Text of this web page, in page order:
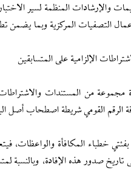
والإرشادات المنظمة لسير
التصفيات المركزية وبما يضمن
الإلزامية على المتسابقين
من المستندات والاشتراطات
الرقم القومي شريطة اصطحاب أصل
بفئتي خطباء المكافأة والواعظات،
صدور هذه الإفادة، وبالنسبة